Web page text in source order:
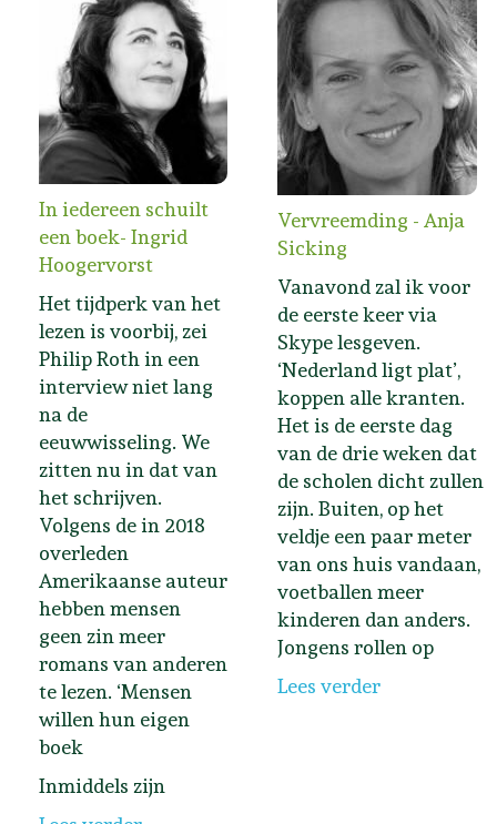
In iedereen schuilt
een boek- Ingrid
Hoogervorst
Het tijdperk van het
lezen is voorbij, zei
Philip Roth in een
interview niet lang
na de
eeuwwisseling. We
zitten nu in dat van
het schrijven.
Volgens de in 2018
overleden
Amerikaanse auteur
hebben mensen
geen zin meer
romans van anderen
te lezen. ‘Mensen
willen hun eigen
boek
Inmiddels zijn
Vervreemding - Anja
Sicking
Vanavond zal ik voor
de eerste keer via
Skype lesgeven.
‘Nederland ligt plat’,
koppen alle kranten.
Het is de eerste dag
van de drie weken dat
de scholen dicht zullen
zijn. Buiten, op het
veldje een paar meter
van ons huis vandaan,
voetballen meer
kinderen dan anders.
Jongens rollen op
Lees verder